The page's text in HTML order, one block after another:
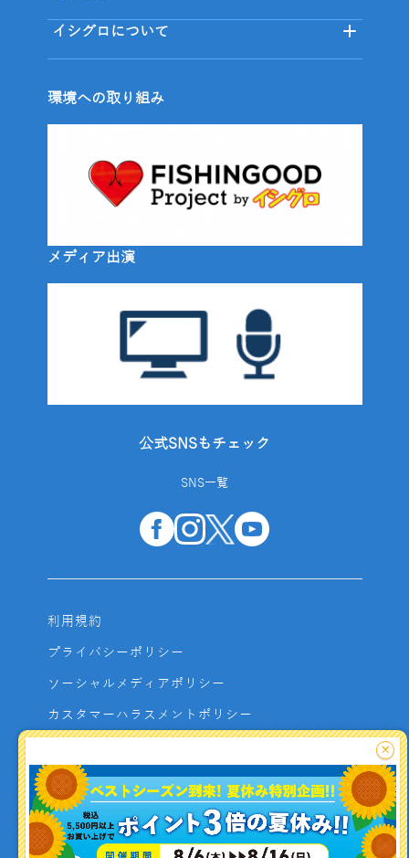
イシグロについて
環境への取り組み
メディア出演
公式SNSもチェック
SNS一覧
利用規約
プライバシーポリシー
ソーシャルメディアポリシー
カスタマーハラスメントポリシー
よくあるご質問
お問い合わせ
利用者資金の保全方法
×